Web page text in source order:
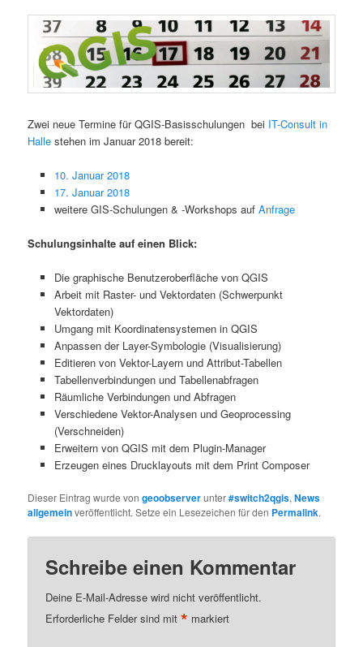
Zwei neue Termine für QGIS-Basisschulungen bei IT-Consult in
Halle stehen im Januar 2018 bereit:
10. Januar 2018
17. Januar 2018
weitere GIS-Schulungen & -Workshops auf Anfrage
Schulungsinhalte auf einen Blick:
Die graphische Benutzeroberfläche von QGIS
Arbeit mit Raster- und Vektordaten (Schwerpunkt
Vektordaten)
Umgang mit Koordinatensystemen in QGIS
Anpassen der Layer-Symbologie (Visualisierung)
Editieren von Vektor-Layern und Attribut-Tabellen
Tabellenverbindungen und Tabellenabfragen
Räumliche Verbindungen und Abfragen
Verschiedene Vektor-Analysen und Geoprocessing
(Verschneiden)
Erweitern von QGIS mit dem Plugin-Manager
Erzeugen eines Drucklayouts mit dem Print Composer
Dieser Eintrag wurde vongeoobserverunter#switch2qgis,News
allgemeinveröffentlicht. Setze ein Lesezeichen für den Permalink.
Schreibe einen Kommentar
Deine E-Mail-Adresse wird nicht veröffentlicht.
Erforderliche Felder sind mit* markiert